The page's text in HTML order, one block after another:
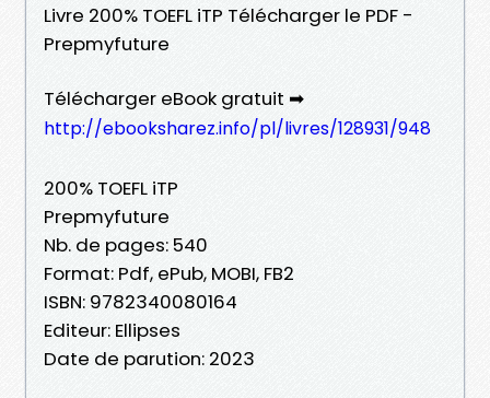
Livre 200% TOEFL iTP Télécharger le PDF -
Prepmyfuture
Télécharger eBook gratuit ➡
http://ebooksharez.info/pl/livres/128931/948
200% TOEFL iTP
Prepmyfuture
Nb. de pages: 540
Format: Pdf, ePub, MOBI, FB2
ISBN: 9782340080164
Editeur: Ellipses
Date de parution: 2023